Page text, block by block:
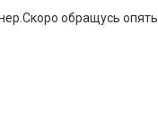
обращусь опять.